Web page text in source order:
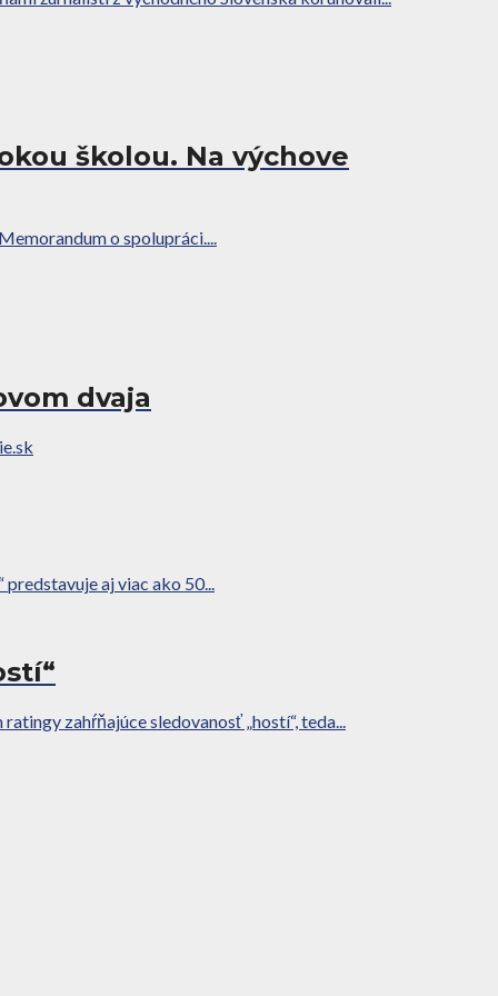
školou. Na výchove
o spolupráci....
dvaja
aj viac ako 50...
zahŕňajúce sledovanosť „hostí“, teda...